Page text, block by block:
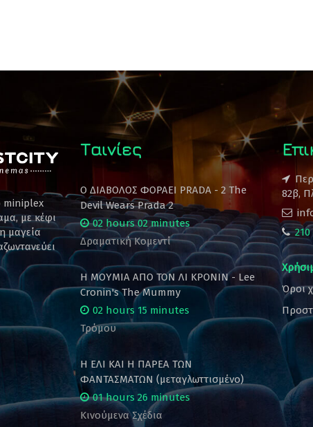
miniplex
με κέφι
μαγεία
Ταινίες
Ο ΔΙΑΒΟΛΟΣ ΦΟΡΑΕΙ PRADA - 2 The
Devil Wears Prada 2
02 hours 02 minutes
Δραματική Κομεντί
Η ΜΟΥΜΙΑ ΑΠΟ ΤΟΝ ΛΙ ΚΡΟΝΙΝ - Lee
Cronin's The Mummy
02 hours 15 minutes
Τρόμου
Η ΕΛΙ ΚΑΙ Η ΠΑΡΕΑ ΤΩΝ
ΦΑΝΤΑΣΜΑΤΩΝ (μεταγλωττισμένο)
01 hours 26 minutes
Κινούμενα Σχέδια
82β,
Όροι